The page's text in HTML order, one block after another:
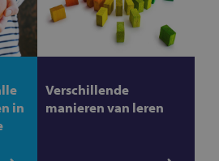
in
Verschillende
manieren van leren